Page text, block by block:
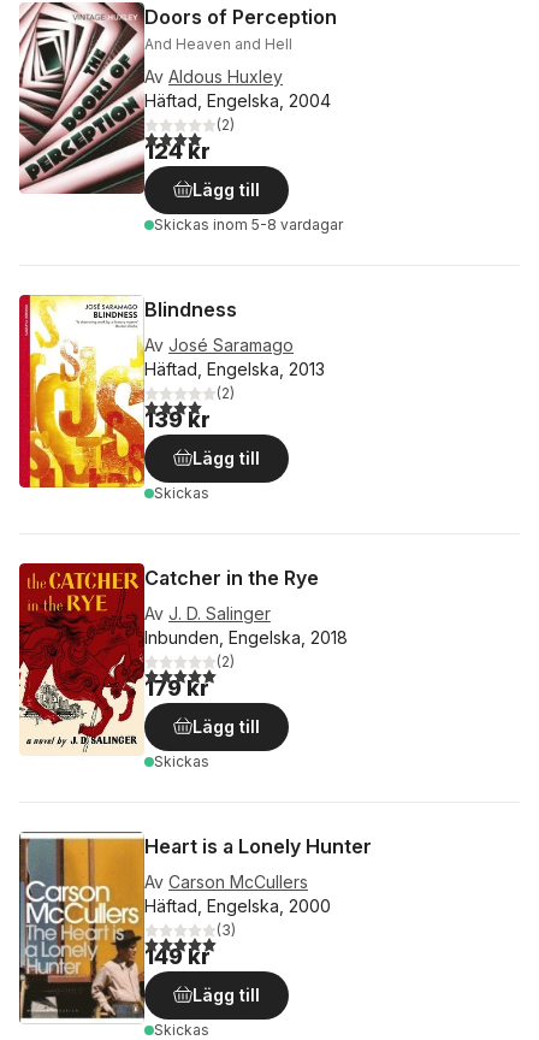
Doors of Perception
And Heaven and Hell
Av Aldous Huxley
Häftad, Engelska, 2004
4,0utav 5 stjärnor. Totalt antal röster:
(2)
124 kr
Lägg till
Skickas inom 5-8 vardagar
Blindness
Av José Saramago
Häftad, Engelska, 2013
4,0utav 5 stjärnor. Totalt antal röster:
(2)
139 kr
Lägg till
Skickas
Catcher in the Rye
Av J. D. Salinger
Inbunden, Engelska, 2018
5,0utav 5 stjärnor. Totalt antal röster:
(2)
179 kr
Lägg till
Skickas
Heart is a Lonely Hunter
Av Carson McCullers
Häftad, Engelska, 2000
5,0utav 5 stjärnor. Totalt antal röster:
(3)
149 kr
Lägg till
Skickas